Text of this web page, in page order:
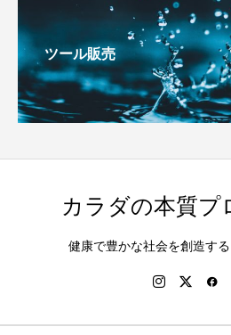
ツール販売
カラダの本質プ
健康で豊かな社会を創造す